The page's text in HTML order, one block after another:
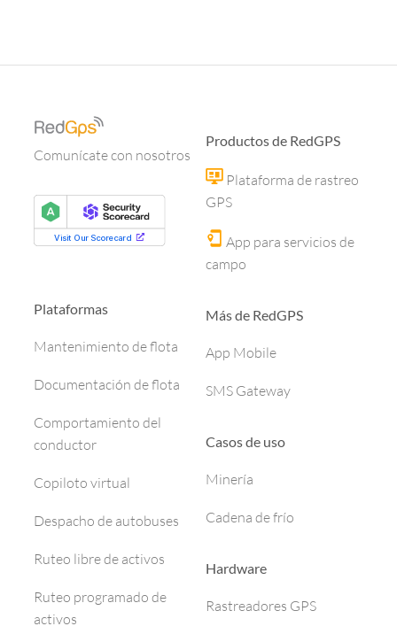
Comunícate con nosotros
Plataformas
Mantenimiento de flota
Documentación de flota
Comportamiento del
conductor
Copiloto virtual
Despacho de autobuses
Ruteo libre de activos
Ruteo programado de
activos
Productos de RedGPS
Plataforma de rastreo
GPS
App para servicios de
campo
Más de RedGPS
App Mobile
SMS Gateway
Casos de uso
Minería
Cadena de frío
Hardware
Rastreadores GPS